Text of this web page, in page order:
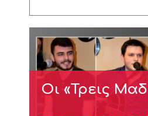
Oι «Τρεις